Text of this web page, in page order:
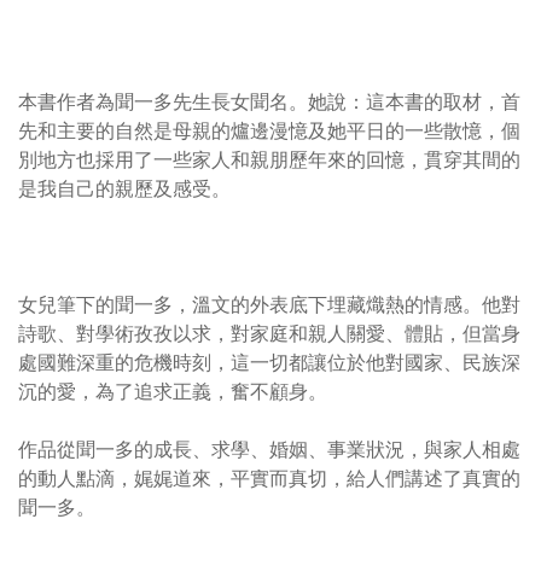
本書作者為聞一多先生長女聞名。她說：這本書的取材，首
先和主要的自然是母親的爐邊漫憶及她平日的一些散憶，個
別地方也採用了一些家人和親朋歷年來的回憶，貫穿其間的
是我自己的親歷及感受。
女兒筆下的聞一多，溫文的外表底下埋藏熾熱的情感。他對
詩歌、對學術孜孜以求，對家庭和親人關愛、體貼，但當身
處國難深重的危機時刻，這一切都讓位於他對國家、民族深
沉的愛，為了追求正義，奮不顧身。
作品從聞一多的成長、求學、婚姻、事業狀況，與家人相處
的動人點滴，娓娓道來，平實而真切，給人們講述了真實的
聞一多。